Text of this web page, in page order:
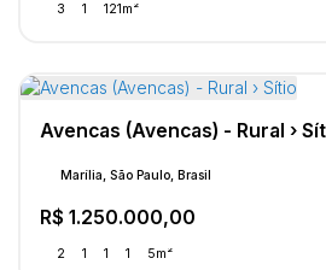
3 1 121m²
Avencas (Avencas) - Rural ›
R$ 1.250.000,00
Marília, São Paulo, Brasil
2 1 1 1 5m²